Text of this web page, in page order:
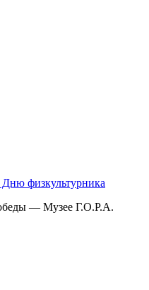
физкультурника
— Музее Г.О.Р.А.